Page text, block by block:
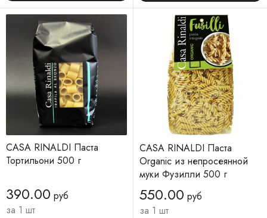
CASA RINALDI Паста
Тортильони 500 г
390.00 руб
за 1 шт
CASA RINALDI Паста
Organic из непросеянной
муки Фузилли 500 г
550.00 руб
за 1 шт